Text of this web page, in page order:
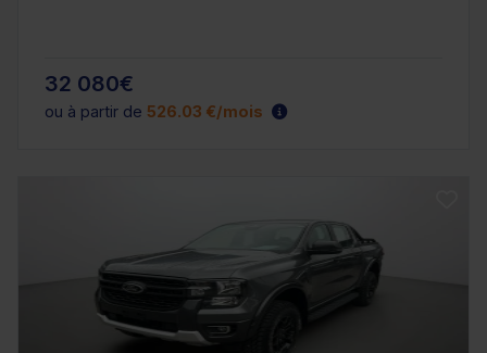
32 080€
ou à partir de 526.03 €/mois